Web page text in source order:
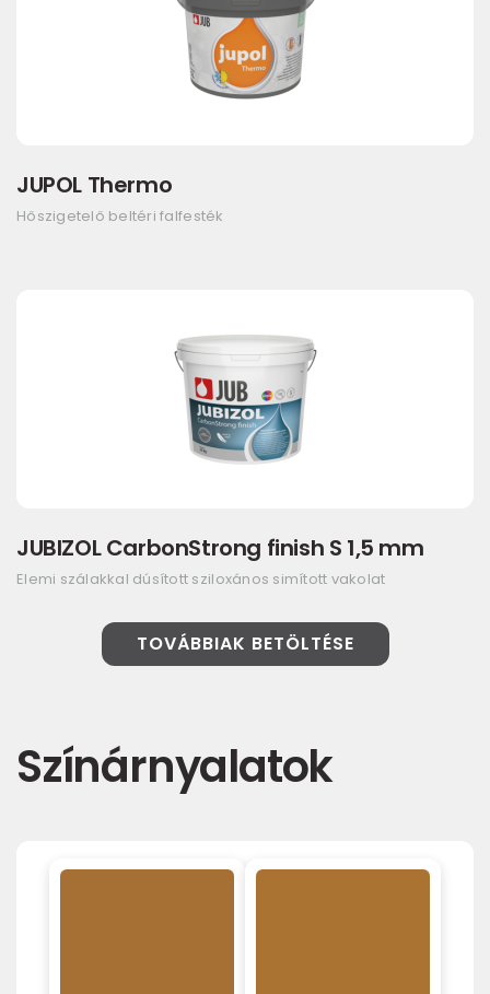
JUPOL Thermo
Hőszigetelő beltéri falfesték
JUBIZOL CarbonStrong finish S 1,5 mm
Elemi szálakkal dúsított sziloxános simított vakolat
TOVÁBBIAK BETÖLTÉSE
Színárnyalatok